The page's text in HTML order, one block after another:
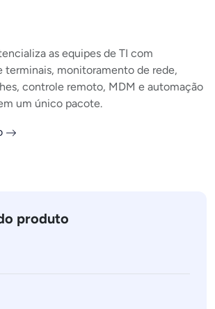
as equipes de TI com
terminais, monitoramento de rede,
controle remoto, MDM e automação
um único pacote.
produto